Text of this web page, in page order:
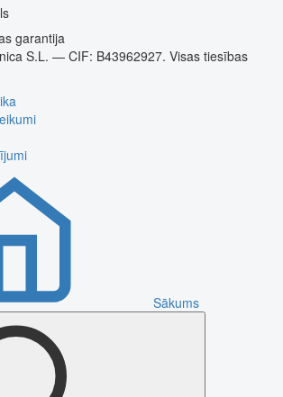
garantija
S.L. — CIF: B43962927. Visas tiesības
Sākums